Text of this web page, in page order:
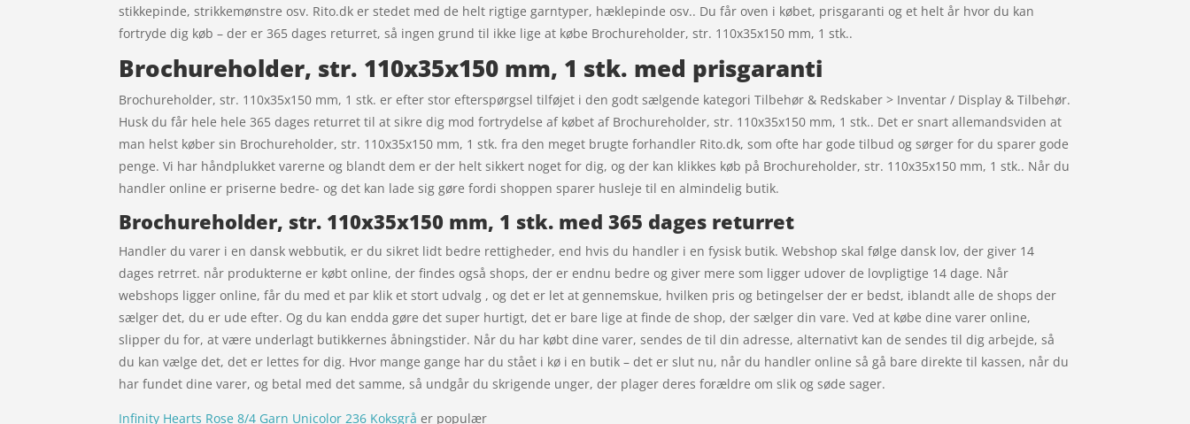
stikkepinde, strikkemønstre osv. Rito.dk er stedet med de helt rigtige garntyper, hæklepinde osv.. Du får oven i købet, prisgaranti og et helt år hvor du kan
fortryde dig køb – der er 365 dages returret, så ingen grund til ikke lige at købe Brochureholder, str. 110x35x150 mm, 1 stk..
Brochureholder, str. 110x35x150 mm, 1 stk. med prisgaranti
Brochureholder, str. 110x35x150 mm, 1 stk. er efter stor efterspørgsel tilføjet i den godt sælgende kategori Tilbehør & Redskaber > Inventar / Display & Tilbehør.
Husk du får hele hele 365 dages returret til at sikre dig mod fortrydelse af købet af Brochureholder, str. 110x35x150 mm, 1 stk.. Det er snart allemandsviden at
man helst køber sin Brochureholder, str. 110x35x150 mm, 1 stk. fra den meget brugte forhandler Rito.dk, som ofte har gode tilbud og sørger for du sparer gode
penge. Vi har håndplukket varerne og blandt dem er der helt sikkert noget for dig, og der kan klikkes køb på Brochureholder, str. 110x35x150 mm, 1 stk.. Når du
handler online er priserne bedre- og det kan lade sig gøre fordi shoppen sparer husleje til en almindelig butik.
Brochureholder, str. 110x35x150 mm, 1 stk. med 365 dages returret
Handler du varer i en dansk webbutik, er du sikret lidt bedre rettigheder, end hvis du handler i en fysisk butik. Webshop skal følge dansk lov, der giver 14
dages retrret. når produkterne er købt online, der findes også shops, der er endnu bedre og giver mere som ligger udover de lovpligtige 14 dage. Når
webshops ligger online, får du med et par klik et stort udvalg , og det er let at gennemskue, hvilken pris og betingelser der er bedst, iblandt alle de shops der
sælger det, du er ude efter. Og du kan endda gøre det super hurtigt, det er bare lige at finde de shop, der sælger din vare. Ved at købe dine varer online,
slipper du for, at være underlagt butikkernes åbningstider. Når du har købt dine varer, sendes de til din adresse, alternativt kan de sendes til dig arbejde, så
du kan vælge det, det er lettes for dig. Hvor mange gange har du stået i kø i en butik – det er slut nu, når du handler online så gå bare direkte til kassen, når du
har fundet dine varer, og betal med det samme, så undgår du skrigende unger, der plager deres forældre om slik og søde sager.
Infinity Hearts Rose 8/4 Garn Unicolor 236 Koksgrå er populær